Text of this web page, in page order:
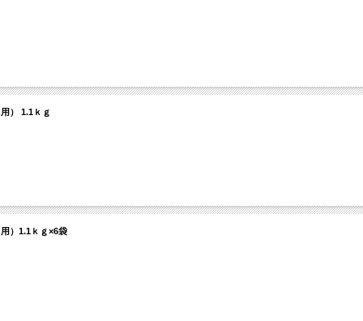
） 1.1ｋｇ
）1.1ｋｇ×6袋